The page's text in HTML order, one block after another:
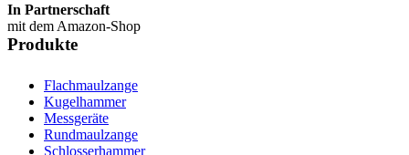
In Partnerschaft
mit dem Amazon-Shop
Produkte
Flachmaulzange
Kugelhammer
Messgeräte
Rundmaulzange
Schlosserhammer